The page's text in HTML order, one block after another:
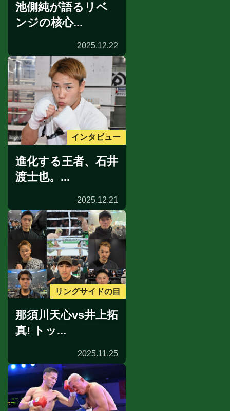
池側純が語るリベ
ンジの核心...
2025.12.22
インタビュー
進化する王者、石井
渡士也。...
2025.12.21
リングサイドの目
那須川天心vs井上拓
真! トッ...
2025.11.25